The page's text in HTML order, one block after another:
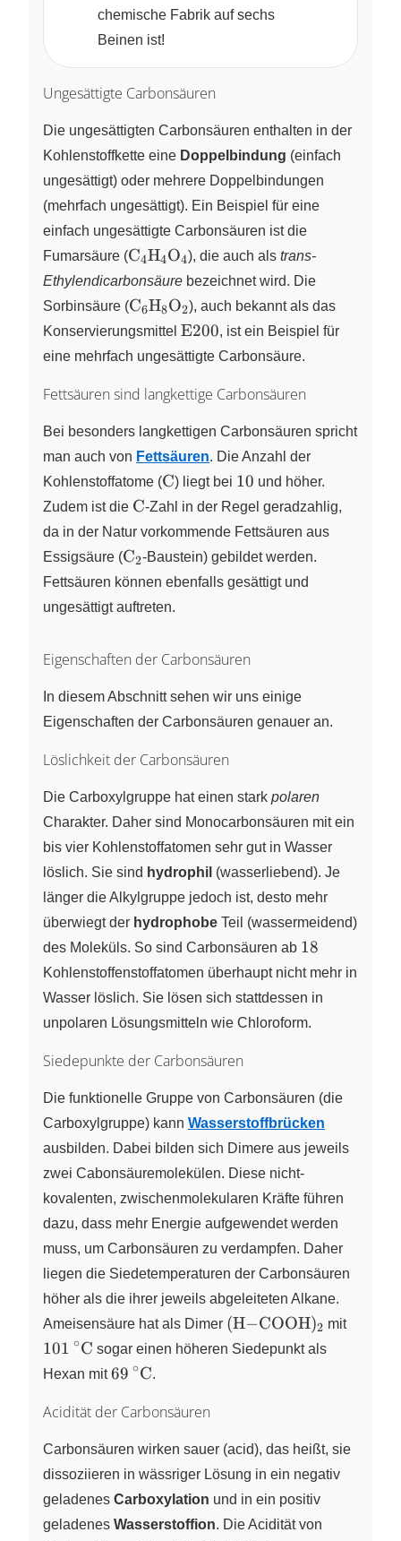
chemische Fabrik auf sechs
Beinen ist!
Ungesättigte Carbonsäuren
Die ungesättigten Carbonsäuren enthalten in der
Kohlenstoffkette eine Doppelbindung (einfach
ungesättigt) oder mehrere Doppelbindungen
(mehrfach ungesättigt). Ein Beispiel für eine
einfach ungesättigte Carbonsäuren ist die
Fumarsäure (\ce{C4H4O4}
CX
4HX
4OX
4), die auch als trans-
Ethylendicarbonsäure bezeichnet wird. Die
Sorbinsäure (\ce{C6H8O2}
CX
6HX
8OX
2), auch bekannt als das
Konservierungsmittel \ce{E}
E200
200, ist ein Beispiel für
eine mehrfach ungesättigte Carbonsäure.
Fettsäuren sind langkettige Carbonsäuren
Bei besonders langkettigen Carbonsäuren spricht
man auch von Fettsäuren. Die Anzahl der
Kohlenstoffatome (\ce{C}
C) liegt bei 10
10 und höher.
Zudem ist die \ce{C}
C-Zahl in der Regel geradzahlig,
da in der Natur vorkommende Fettsäuren aus
Essigsäure (\ce{C2}
CX
2-Baustein) gebildet werden.
Fettsäuren können ebenfalls gesättigt und
ungesättigt auftreten.
Eigenschaften der Carbonsäuren
In diesem Abschnitt sehen wir uns einige
Eigenschaften der Carbonsäuren genauer an.
Löslichkeit der Carbonsäuren
Die Carboxylgruppe hat einen stark polaren
Charakter. Daher sind Monocarbonsäuren mit ein
bis vier Kohlenstoffatomen sehr gut in Wasser
löslich. Sie sind hydrophil (wasserliebend). Je
länger die Alkylgruppe jedoch ist, desto mehr
überwiegt der hydrophobe Teil (wassermeidend)
des Moleküls. So sind Carbonsäuren ab 18
18
Kohlenstoffenstoffatomen überhaupt nicht mehr in
Wasser löslich. Sie lösen sich stattdessen in
unpolaren Lösungsmitteln wie Chloroform.
Siedepunkte der Carbonsäuren
Die funktionelle Gruppe von Carbonsäuren (die
Carboxylgruppe) kann Wasserstoffbrücken
ausbilden. Dabei bilden sich Dimere aus jeweils
zwei Cabonsäuremolekülen. Diese nicht-
kovalenten, zwischenmolekularen Kräfte führen
dazu, dass mehr Energie aufgewendet werden
muss, um Carbonsäuren zu verdampfen. Daher
liegen die Siedetemperaturen der Carbonsäuren
höher als die ihrer jeweils abgeleiteten Alkane.
Ameisensäure hat als Dimer \ce{(H-
COOH)2}
(H−COOH)X
2 mit
101 X
∘X
2
2
∘C sogar einen höheren Siedepunkt als
Hexan mit\ce{69
\text{C}}
69 X
∘X
2
2
∘C.
Acidität der Carbonsäuren
Carbonsäuren wirken sauer (acid), das heißt, sie
dissoziieren in wässriger Lösung in ein negativ
geladenes Carboxylation und in ein positiv
geladenes Wasserstoffion. Die Acidität von